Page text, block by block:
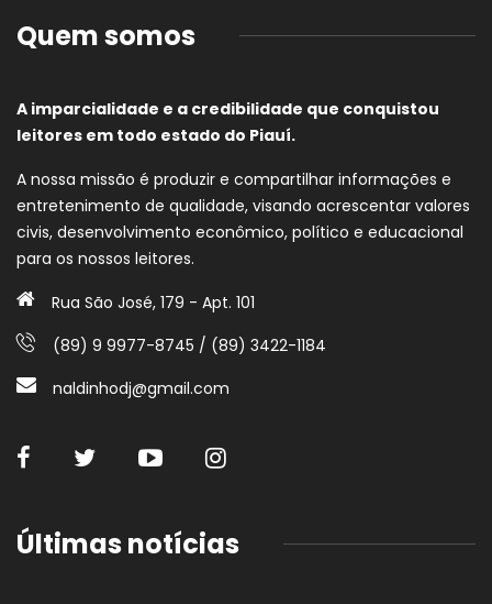
Quem somos
A imparcialidade e a credibilidade que conquistou
leitores em todo estado do Piauí.
A nossa missão é produzir e compartilhar informações e
entretenimento de qualidade, visando acrescentar valores
civis, desenvolvimento econômico, político e educacional
para os nossos leitores.
Rua São José, 179 - Apt. 101
(89) 9 9977-8745 / (89) 3422-1184
naldinhodj@gmail.com
Últimas notícias